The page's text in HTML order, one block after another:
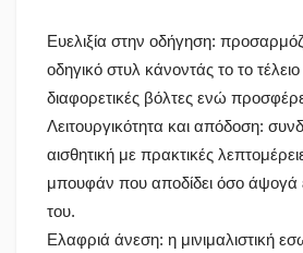
Ευελιξία στην οδήγηση:
οδηγικό στυλ κάνοντάς το το
διαφορετικές βόλτες ενώ
Λειτουργικότητα και απόδοση:
αισθητική με πρακτικές
μπουφάν που αποδίδει όσο άψογά
του.
Ελαφριά άνεση: η μινιμαλιστική